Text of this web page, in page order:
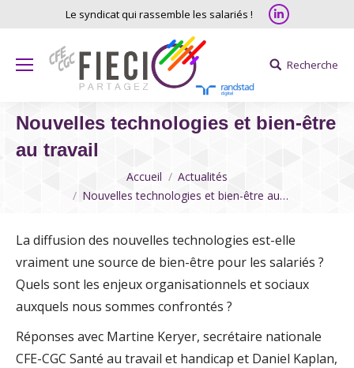
Le syndicat qui rassemble les salariés ! Linkedin
Search:
Recherche
Nouvelles technologies et bien-être
au travail
Accueil
Actualités
Nouvelles technologies et bien-être au…
La diffusion des nouvelles technologies est-elle
vraiment une source de bien-être pour les salariés ?
Quels sont les enjeux organisationnels et sociaux
auxquels nous sommes confrontés ?
Réponses avec Martine Keryer, secrétaire nationale
CFE-CGC Santé au travail et handicap et Daniel Kaplan,